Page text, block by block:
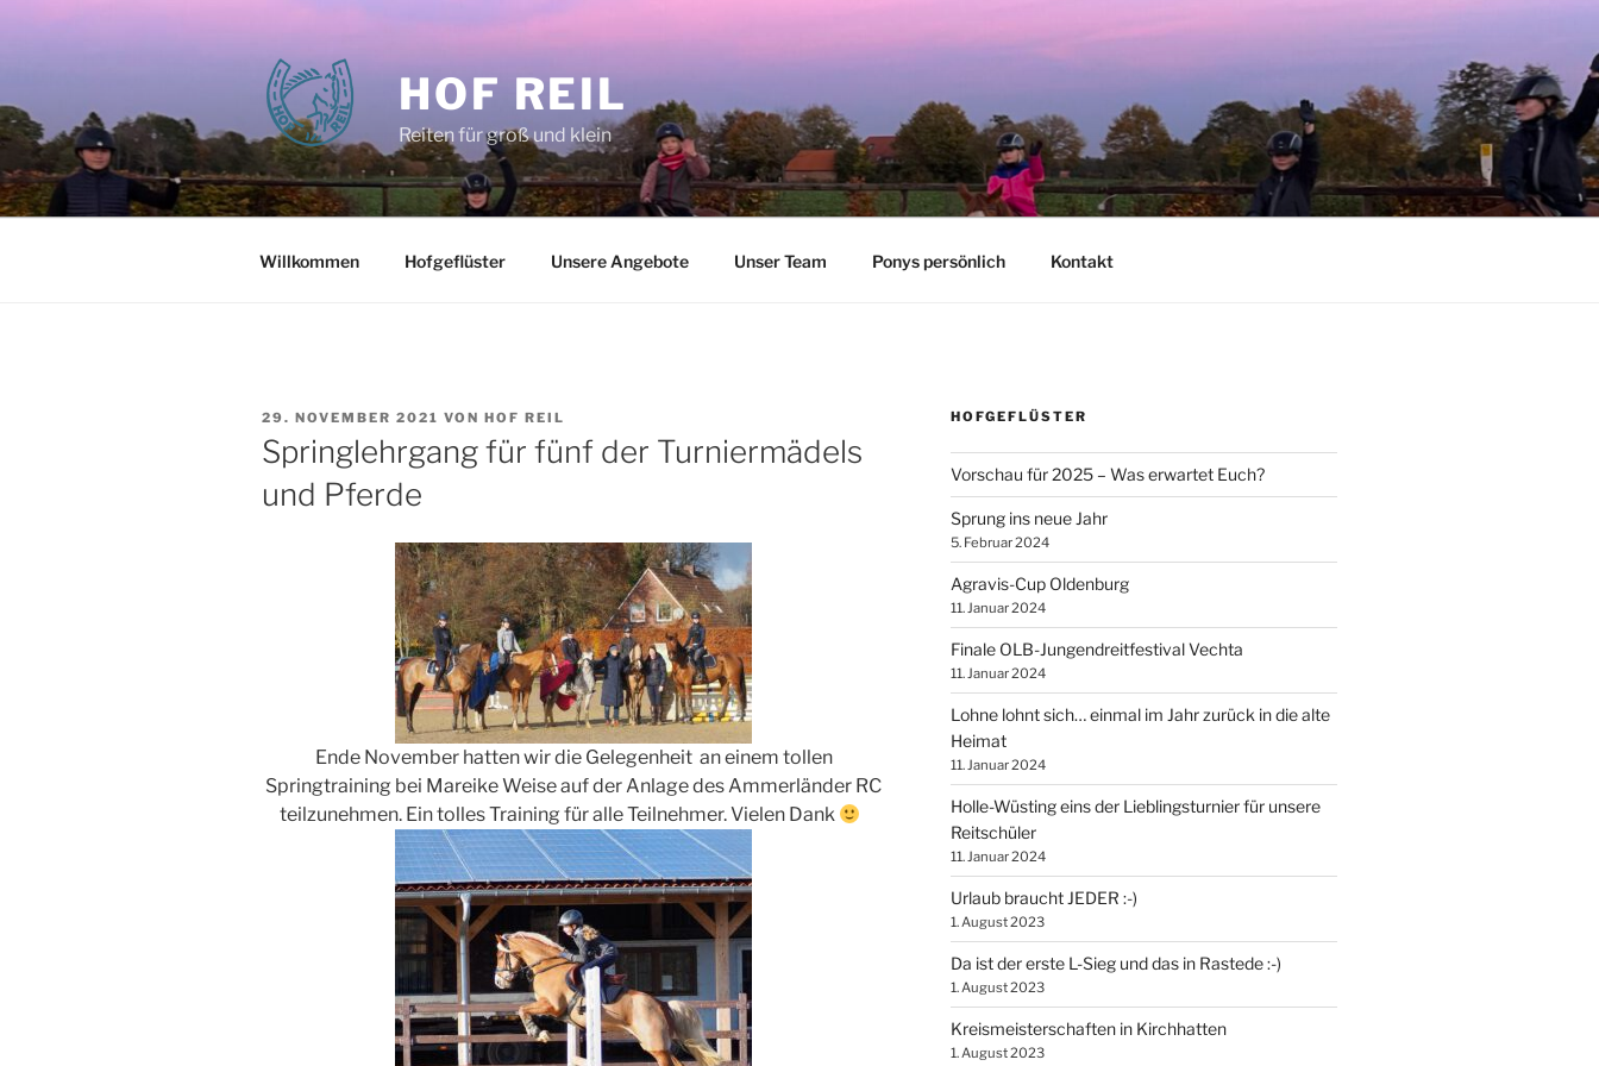
HOF REIL
Reiten für groß und klein
Willkommen Hofgeflüster Unsere Angebote Unser Team Ponys persönlich Kontakt
VERÖFFENTLICHT
AM
29. NOVEMBER 2021 VON HOF REIL
Springlehrgang für fünf der Turniermädels
und Pferde
Ende November hatten wir die Gelegenheit an einem tollen
Springtraining bei Mareike Weise auf der Anlage des Ammerländer RC
teilzunehmen. Ein tolles Training für alle Teilnehmer. Vielen Dank
HOFGEFLÜSTER
Vorschau für 2025 – Was erwartet Euch?
Sprung ins neue Jahr
5. Februar 2024
Agravis-Cup Oldenburg
11. Januar 2024
Finale OLB-Jungendreitfestival Vechta
11. Januar 2024
Lohne lohnt sich… einmal im Jahr zurück in die alte
Heimat
11. Januar 2024
Holle-Wüsting eins der Lieblingsturnier für unsere
Reitschüler
11. Januar 2024
Urlaub braucht JEDER :-)
1. August 2023
Da ist der erste L-Sieg und das in Rastede :-)
1. August 2023
Kreismeisterschaften in Kirchhatten
1. August 2023